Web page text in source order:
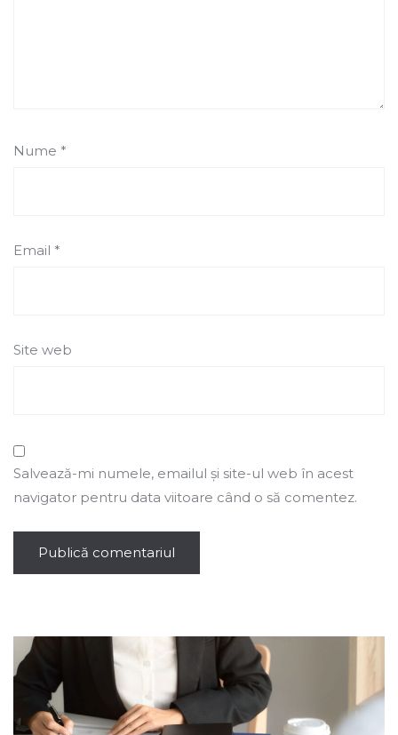
Nume *
Email *
Site web
Salvează-mi numele, emailul și site-ul web în acest
navigator pentru data viitoare când o să comentez.